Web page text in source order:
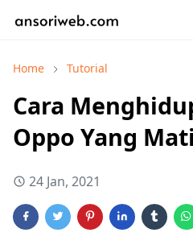
Home Tutorial
Cara
Oppo Yang
24 Jan, 2021